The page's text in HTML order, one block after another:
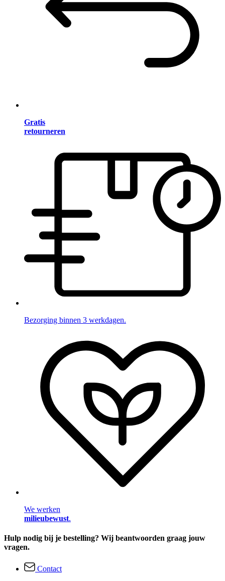
Gratis
retourneren
Bezorging binnen 3 werkdagen.
We werken
milieubewust.
Hulp nodig bij je bestelling? Wij beantwoorden graag jouw
vragen.
Contact